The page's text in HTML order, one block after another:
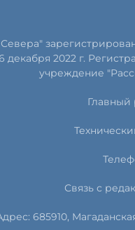
2022 г.
учреждение
Главный
Связь с
685910,